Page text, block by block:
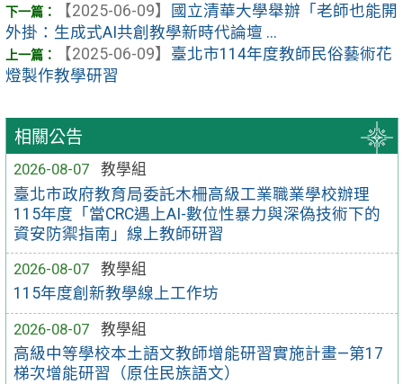
相關公告
2026-08-07
教學組
臺北市政府教育局委託木柵高級工業職業學校辦理
115年度「當CRC遇上AI-數位性暴力與深偽技術下的
資安防禦指南」線上教師研習
2026-08-07
教學組
115年度創新教學線上工作坊
2026-08-07
教學組
高級中等學校本土語文教師增能研習實施計畫—第17
梯次增能研習（原住民族語文）
【2025-06-09】
國立清華大學舉辦「老師也能開
外掛：生成式AI共創教學新時代論壇 ...
【2025-06-09】 臺北市114年度教師民俗藝術花
燈製作教學研習